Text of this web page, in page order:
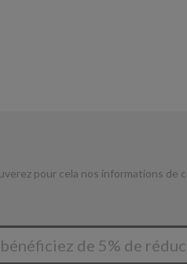
pour cela nos informations de